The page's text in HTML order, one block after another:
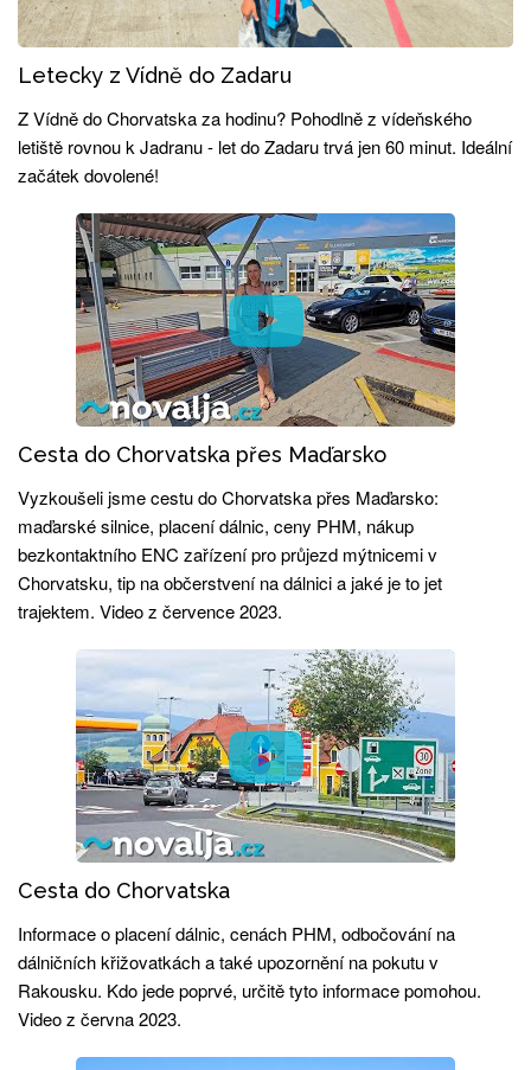
Letecky z Vídně do Zadaru
Z Vídně do Chorvatska za hodinu? Pohodlně z vídeňského
letiště rovnou k Jadranu - let do Zadaru trvá jen 60 minut. Ideální
začátek dovolené!
Cesta do Chorvatska přes Maďarsko
Vyzkoušeli jsme cestu do Chorvatska přes Maďarsko:
maďarské silnice, placení dálnic, ceny PHM, nákup
bezkontaktního ENC zařízení pro průjezd mýtnicemi v
Chorvatsku, tip na občerstvení na dálnici a jaké je to jet
trajektem. Video z července 2023.
Cesta do Chorvatska
Informace o placení dálnic, cenách PHM, odbočování na
dálničních křižovatkách a také upozornění na pokutu v
Rakousku. Kdo jede poprvé, určitě tyto informace pomohou.
Video z června 2023.